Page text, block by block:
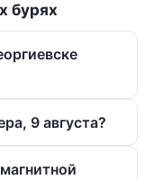
бурях
9 августа?